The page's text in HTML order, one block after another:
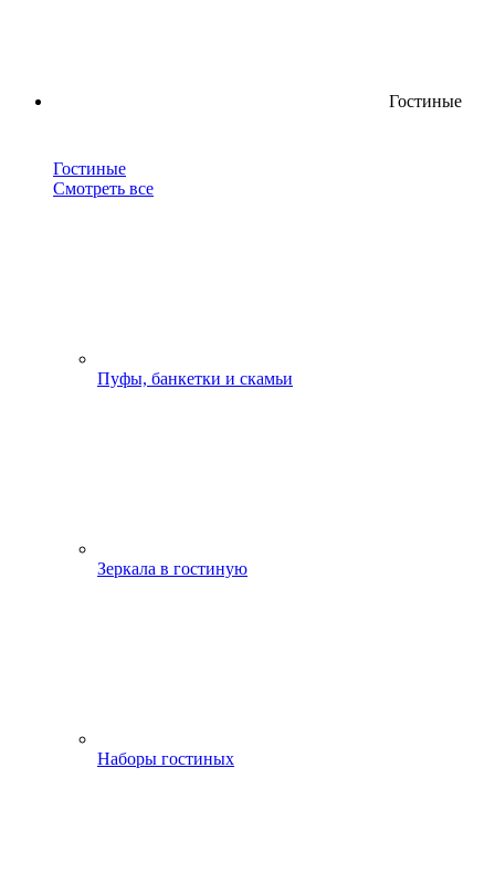
Гостиные
Гостиные
Смотреть все
Пуфы, банкетки и скамьи
Зеркала в гостиную
Наборы гостиных